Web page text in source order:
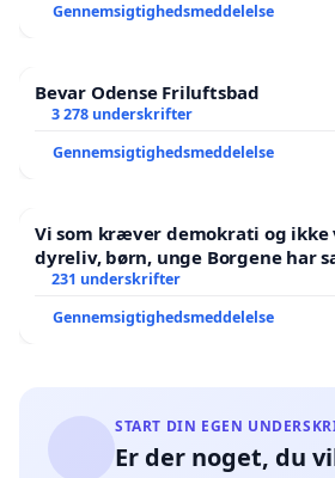
Gennemsigtighedsmeddelelse
Bevar Odense Friluftsbad
3 278 underskrifter
Gennemsigtighedsmeddelelse
Vi som kræver demokrati og ikke
dyreliv, børn, unge Borgene har
Der er
231 underskrifter
Gennemsigtighedsmeddelelse
START DIN EGEN
Er der noget, du